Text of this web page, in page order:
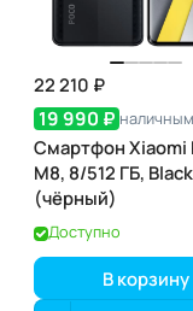
22 210 ₽
19 990 ₽
Смартфон Xiaomi
M8, 8/512 ГБ, Black
(чёрный)
Доступно
В корзину